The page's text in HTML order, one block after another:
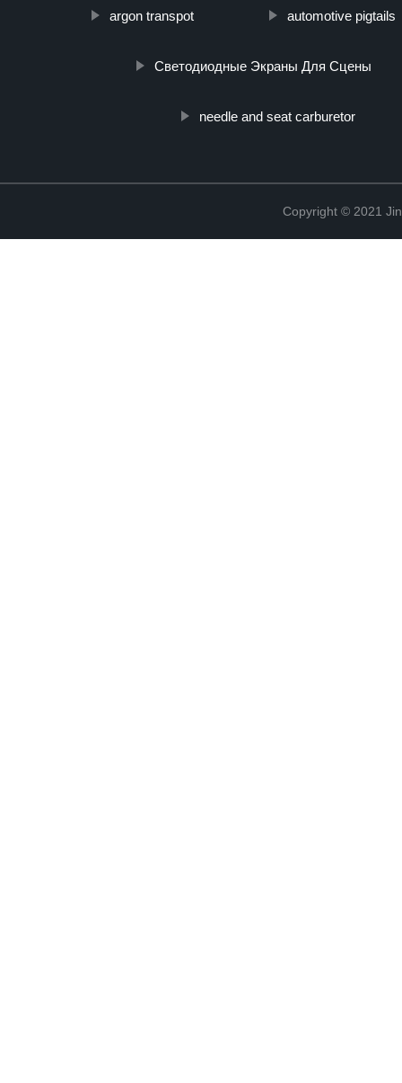
argon transpot automotive pigtails
Светодиодные Экраны Для Сцены
needle and seat carburetor
Copyright © 2021